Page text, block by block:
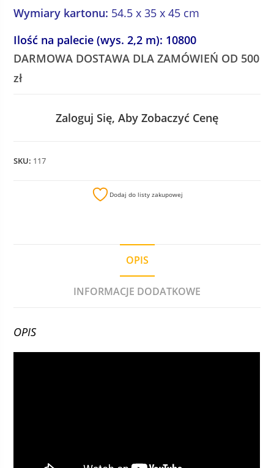
Wymiary kartonu: 54.5 x 35 x 45 cm
Ilość na palecie (wys. 2,2 m): 10800
DARMOWA DOSTAWA DLA ZAMÓWIEŃ OD 500
zł
Zaloguj Się, Aby Zobaczyć Cenę
SKU: 117
Dodaj do listy zakupowej
OPIS
INFORMACJE DODATKOWE
OPIS